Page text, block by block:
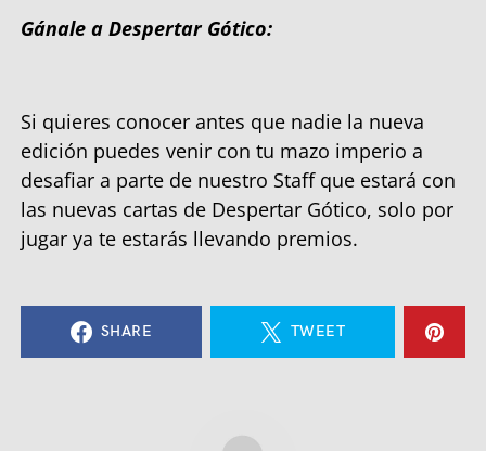
Gánale a Despertar Gótico:
Si quieres conocer antes que nadie la nueva
edición puedes venir con tu mazo imperio a
desafiar a parte de nuestro Staff que estará con
las nuevas cartas de Despertar Gótico, solo por
jugar ya te estarás llevando premios.
SHARE TWEET